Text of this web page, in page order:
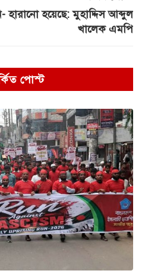
হারানো হয়েছে: মুহাদ্দিস আব্দুল
খালেক এমপি
পোস্ট